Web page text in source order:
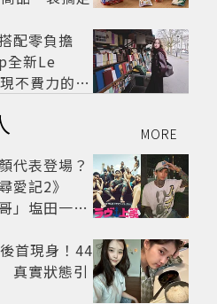
配零負擔
全新Le
不費力的從
MORE
代表登場？
愛記2》
」塩田一馬
首現身！44
真實狀態引